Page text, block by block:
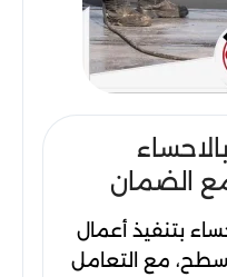
بتنفيذ أعمال
مع التعامل